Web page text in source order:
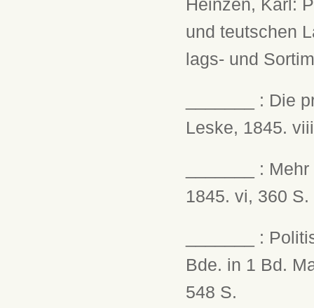
Heinzen, Karl:
und teutschen
lags- und
_______ : Die
Leske, 1845.
_______ :
1845. vi, 360 S.
_______ :
Bde. in 1 Bd.
548 S.